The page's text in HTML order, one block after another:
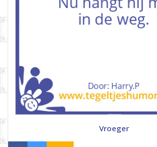
Vroeger